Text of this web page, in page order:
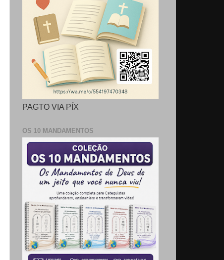
PAGTO VIA PÍX
OS 10 MANDAMENTOS